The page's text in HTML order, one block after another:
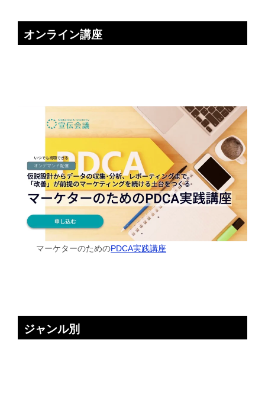
オンライン講座
マーケターのためのPDCA実践講座
ジャンル別